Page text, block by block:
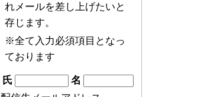
れメールを差し上げたいと
存じます。
※全て入力必須項目となっ
ております
氏
名